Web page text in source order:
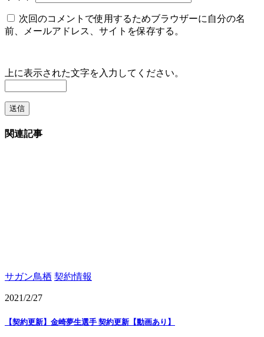
次回のコメントで使用するためブラウザーに自分の名
前、メールアドレス、サイトを保存する。
上に表示された文字を入力してください。
関連記事
サガン鳥栖 契約情報
2021/2/27
【契約更新】金崎夢生選手 契約更新【動画あり】